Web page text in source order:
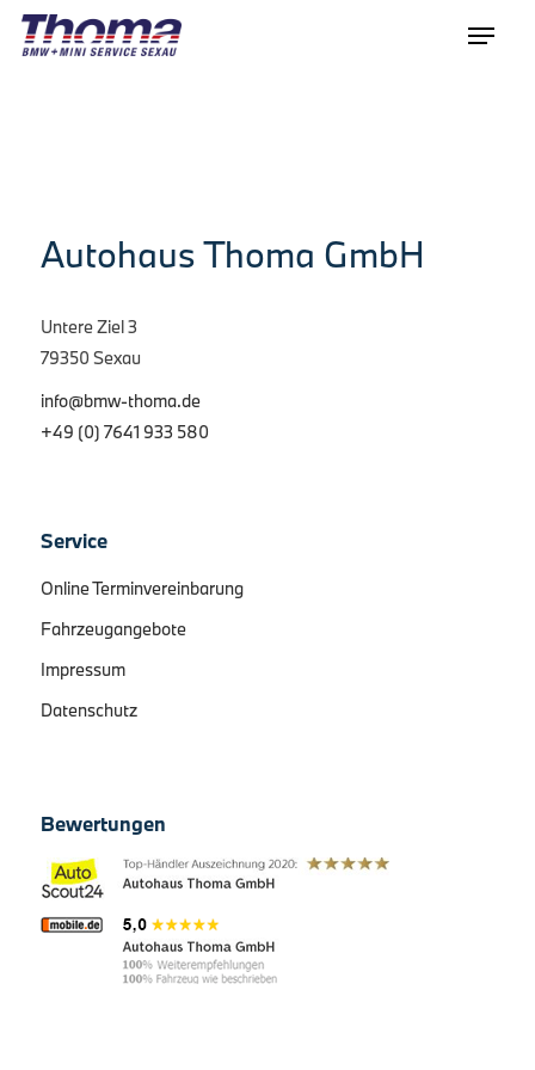
Autohaus Thoma GmbH
Untere Ziel 3
79350 Sexau
info@bmw-thoma.de
+49 (0) 7641 933 580
Service
Online Terminvereinbarung
Fahrzeugangebote
Impressum
Datenschutz
Bewertungen